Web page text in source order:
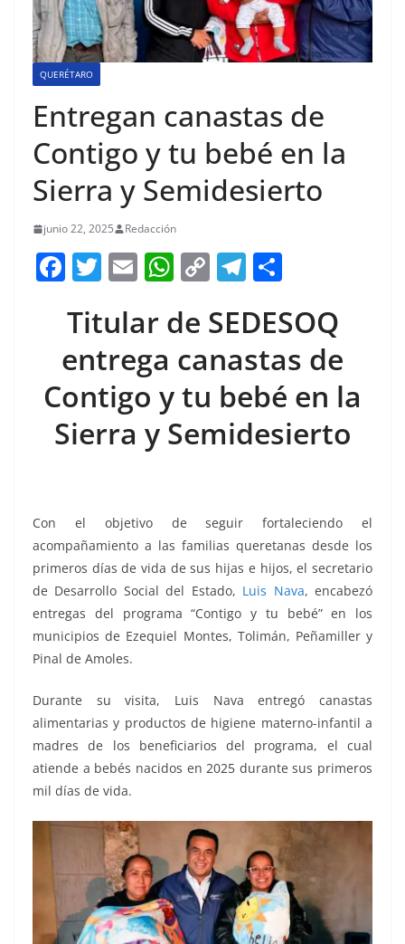
QUERÉTARO
Entregan canastas de
Contigo y tu bebé en la
Sierra y Semidesierto
junio 22, 2025 Redacción
F
c
e
b
o
o
T
itt
er
E
ai
l
W
at
s
A
p
p
C
p
y
Li
n
k
T
e
gr
a
m
ar
e
Titular de SEDESOQ
entrega canastas de
Contigo y tu bebé en la
Sierra y Semidesierto
Con el objetivo de seguir fortaleciendo el
acompañamiento a las familias queretanas desde los
primeros días de vida de sus hijas e hijos, el secretario
de Desarrollo Social del Estado, Luis Nava, encabezó
entregas del programa “Contigo y tu bebé” en los
municipios de Ezequiel Montes, Tolimán, Peñamiller y
Pinal de Amoles.
Durante su visita, Luis Nava entregó canastas
alimentarias y productos de higiene materno-infantil a
madres de los beneficiarios del programa, el cual
atiende a bebés nacidos en 2025 durante sus primeros
mil días de vida.